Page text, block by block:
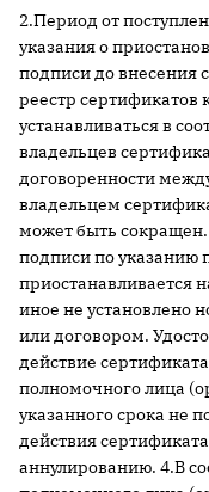
2.Период от
указания о
подписи до внесения
реестр
устанавливаться в
владельцев
договоренности
владельцем
может быть
подписи по указанию
приостанавливается
иное не установлено
или договором.
действие
полномочного лица
указанного срока не
действия
аннулированию. 4.В